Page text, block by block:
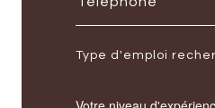
Type d'emploi